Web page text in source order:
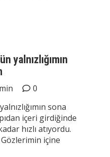
yalnızlığımın
0
sona
içeri girdiğinde
hızlı atıyordu.
Gözlerimin içine